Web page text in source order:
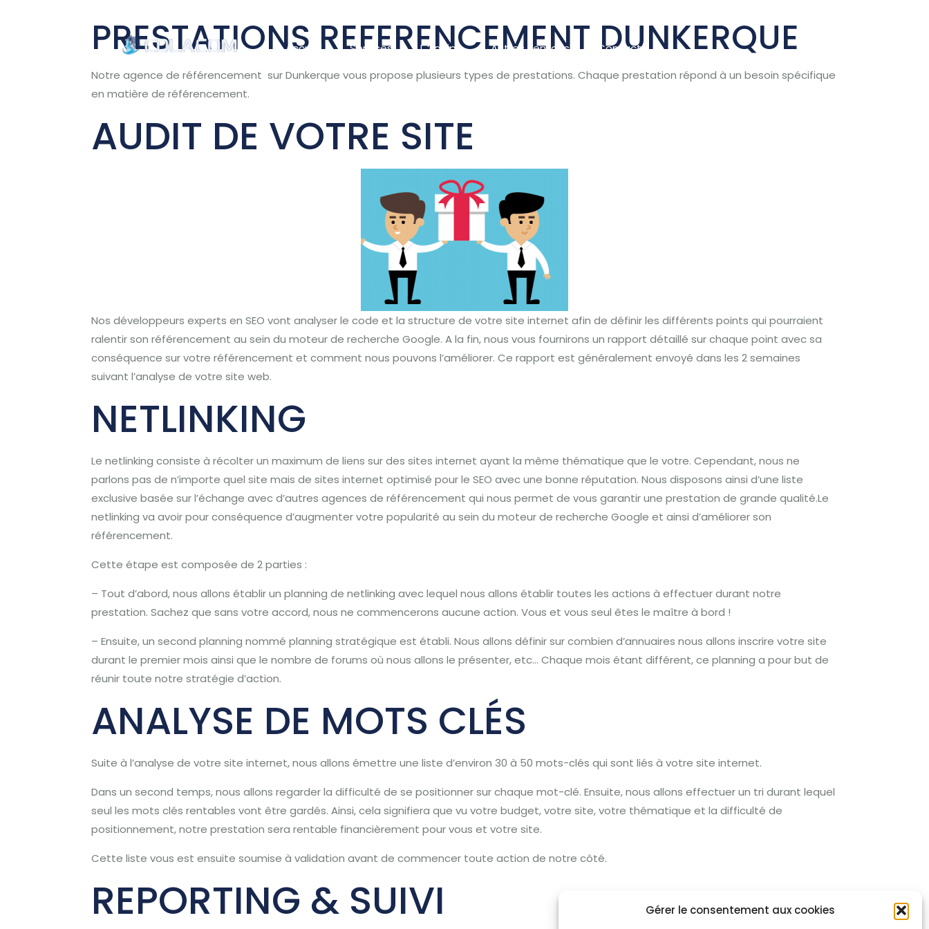
Gérer le consentement aux cookies
Accueil Services L ‘Equipe Autres services Contact
PRESTATIONS REFERENCEMENT DUNKERQUE
Notre agence de référencement sur Dunkerque vous propose plusieurs types de prestations. Chaque prestation répond à un besoin spécifique
en matière de référencement.
AUDIT DE VOTRE SITE
Nos développeurs experts en SEO vont analyser le code et la structure de votre site internet afin de définir les différents points qui pourraient
ralentir son référencement au sein du moteur de recherche Google. A la fin, nous vous fournirons un rapport détaillé sur chaque point avec sa
conséquence sur votre référencement et comment nous pouvons l’améliorer. Ce rapport est généralement envoyé dans les 2 semaines
suivant l’analyse de votre site web.
NETLINKING
Le netlinking consiste à récolter un maximum de liens sur des sites internet ayant la même thématique que le votre. Cependant, nous ne
parlons pas de n’importe quel site mais de sites internet optimisé pour le SEO avec une bonne réputation. Nous disposons ainsi d’une liste
exclusive basée sur l’échange avec d’autres agences de référencement qui nous permet de vous garantir une prestation de grande qualité.Le
netlinking va avoir pour conséquence d’augmenter votre popularité au sein du moteur de recherche Google et ainsi d’améliorer son
référencement.
Cette étape est composée de 2 parties :
– Tout d’abord, nous allons établir un planning de netlinking avec lequel nous allons établir toutes les actions à effectuer durant notre
prestation. Sachez que sans votre accord, nous ne commencerons aucune action. Vous et vous seul êtes le maître à bord !
– Ensuite, un second planning nommé planning stratégique est établi. Nous allons définir sur combien d’annuaires nous allons inscrire votre site
durant le premier mois ainsi que le nombre de forums où nous allons le présenter, etc… Chaque mois étant différent, ce planning a pour but de
réunir toute notre stratégie d’action.
ANALYSE DE MOTS CLÉS
Suite à l’analyse de votre site internet, nous allons émettre une liste d’environ 30 à 50 mots-clés qui sont liés à votre site internet.
Dans un second temps, nous allons regarder la difficulté de se positionner sur chaque mot-clé. Ensuite, nous allons effectuer un tri durant lequel
seul les mots clés rentables vont être gardés. Ainsi, cela signifiera que vu votre budget, votre site, votre thématique et la difficulté de
positionnement, notre prestation sera rentable financièrement pour vous et votre site.
Cette liste vous est ensuite soumise à validation avant de commencer toute action de notre côté.
REPORTING & SUIVI